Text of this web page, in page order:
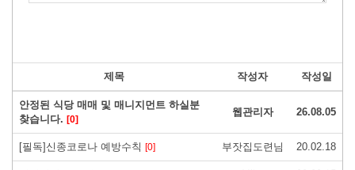
제목 작성자 작성일
안정된 식당 매매 및 매니지먼트 하실분
찾습니다. [0]
웹관리자 26.08.05
[필독]신종코로나 예방수칙 [0] 부잣집도련님 20.02.18